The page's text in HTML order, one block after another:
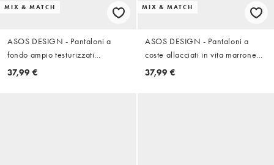
MIX & MATCH
ASOS DESIGN - Pantaloni a
fondo ampio testurizzati
all'uncinetto kaki in coordinato
37,99 €
MIX & MATCH
ASOS DESIGN - Pantaloni a
coste allacciati in vita marrone
slavato in coordinato
37,99 €